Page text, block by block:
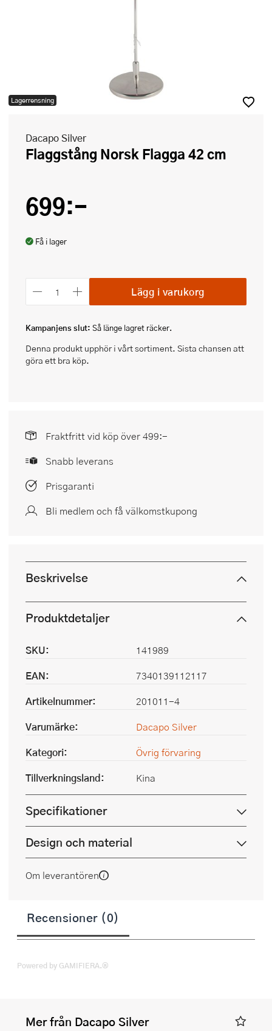
Lagerrensning
Dacapo Silver
Flaggstång Norsk Flagga 42 cm
699:-
Få i lager
Lägg i varukorg
Kampanjens slut: Så länge lagret räcker.
Denna produkt upphör i vårt sortiment. Sista chansen att
göra ett bra köp.
Fraktfritt vid köp över 499:-
Snabb leverans
Prisgaranti
Bli medlem och få välkomstkupong
Beskrivelse
Produktdetaljer
SKU:
141989
EAN:
7340139112117
Artikelnummer:
201011-4
Varumärke:
Dacapo Silver
Kategori:
Övrig förvaring
Tillverkningsland:
Kina
Specifikationer
Design och material
Om leverantören
Recensioner (0)
Powered by GAMIFIERA.®
Mer från Dacapo Silver